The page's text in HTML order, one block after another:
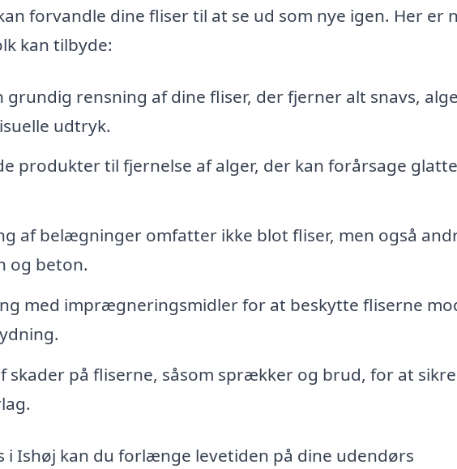
forvandle dine fliser til at se ud som nye igen. Her er
kan tilbyde:
grundig rensning af dine fliser, der fjerner alt snavs,
udtryk.
produkter til fjernelse af alger, der kan forårsage
af belægninger omfatter ikke blot fliser, men også
og beton.
med imprægneringsmidler for at beskytte fliserne
skader på fliserne, såsom sprækker og brud, for at
i Ishøj kan du forlænge levetiden på dine udendørs